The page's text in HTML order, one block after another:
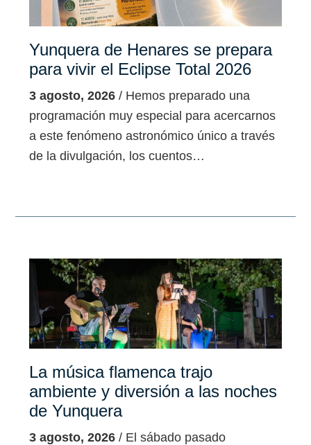
Yunquera de Henares se prepara
para vivir el Eclipse Total 2026
3 agosto, 2026 / Hemos preparado una
programación muy especial para acercarnos
a este fenómeno astronómico único a través
de la divulgación, los cuentos…
La música flamenca trajo
ambiente y diversión a las noches
de Yunquera
3 agosto, 2026 / El sábado pasado